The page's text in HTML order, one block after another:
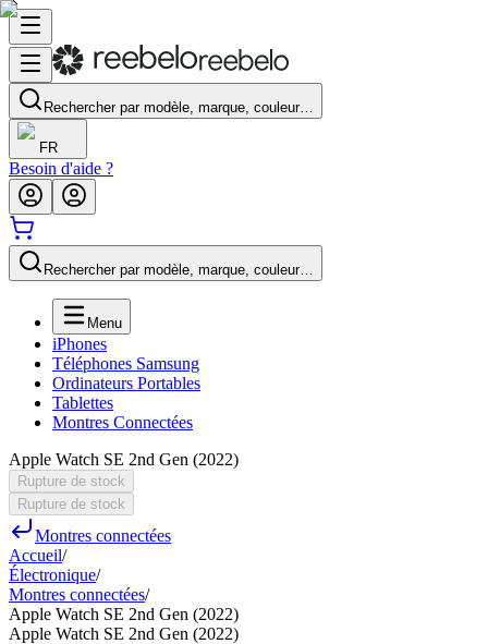
Rechercher par modèle, marque, couleur…
FR
Besoin d'aide ?
Rechercher par modèle, marque, couleur…
Menu
iPhones
Téléphones Samsung
Ordinateurs Portables
Tablettes
Montres Connectées
Apple Watch SE 2nd Gen (2022)
Rupture de stock
Rupture de stock
Montres connectées
Accueil/
Électronique/
Montres connectées/
Apple Watch SE 2nd Gen (2022)
Apple Watch SE 2nd Gen (2022)